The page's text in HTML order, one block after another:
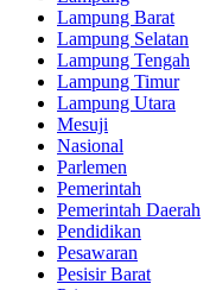
Lampung Barat
Lampung Selatan
Lampung Tengah
Lampung Timur
Lampung Utara
Mesuji
Nasional
Parlemen
Pemerintah
Pemerintah Daerah
Pendidikan
Pesawaran
Pesisir Barat